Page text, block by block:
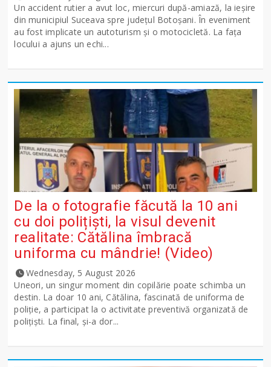
Un accident rutier a avut loc, miercuri după-amiază, la ieșire
din municipiul Suceava spre județul Botoșani. În eveniment
au fost implicate un autoturism și o motocicletă. La fața
locului a ajuns un echi...
De la o fotografie făcută la 10 ani
cu doi polițiști, la visul devenit
realitate: Cătălina îmbracă
uniforma cu mândrie! (Video)
Wednesday, 5 August 2026
Uneori, un singur moment din copilărie poate schimba un
destin. La doar 10 ani, Cătălina, fascinată de uniforma de
poliție, a participat la o activitate preventivă organizată de
polițiști. La final, și-a dor...